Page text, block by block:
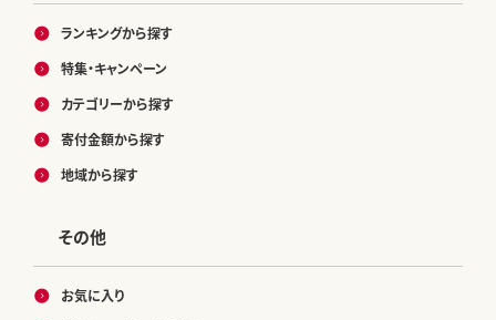
ランキングから探す
特集・キャンペーン
カテゴリーから探す
寄付金額から探す
地域から探す
その他
お気に入り